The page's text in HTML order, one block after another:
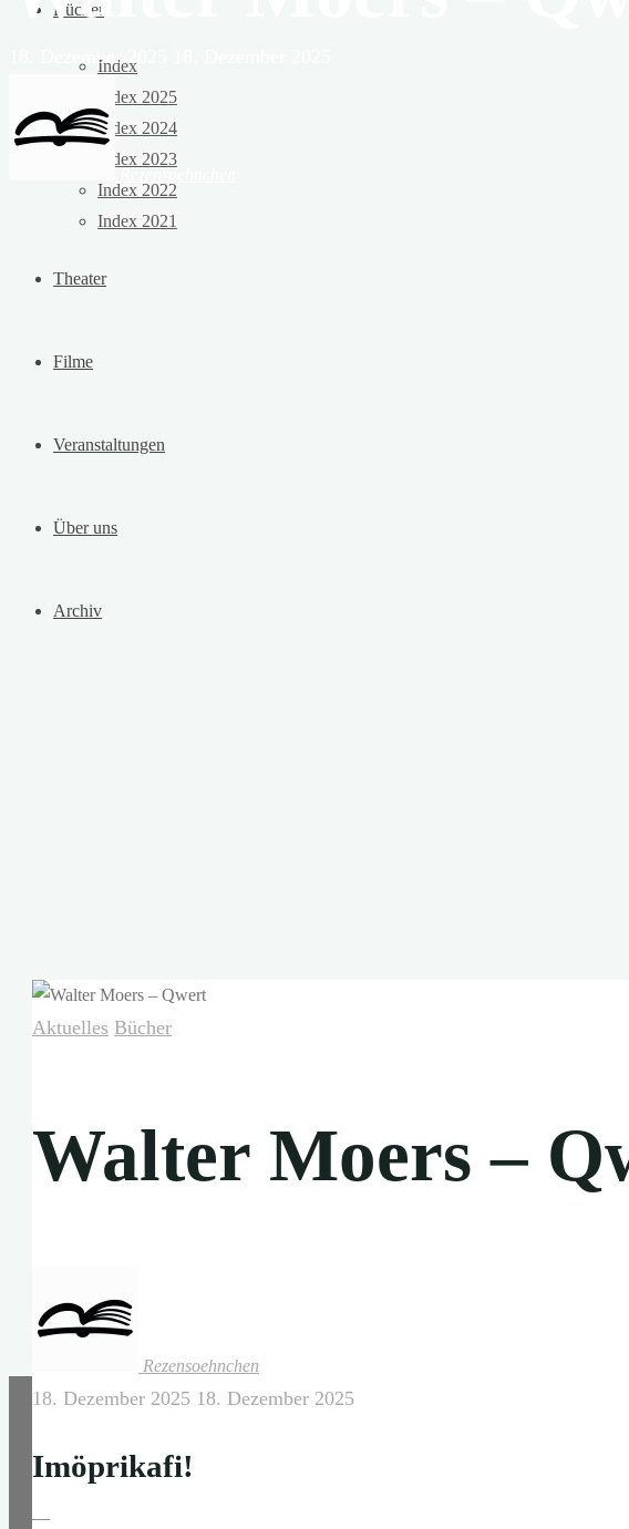
Bücher
Index
Index 2025
Index 2024
Index 2023
Index 2022
Index 2021
Theater
Filme
Veranstaltungen
Über uns
Archiv
18. Dezember 2025
Aktuelles Bücher
Walter Moers –
Rezensoehnchen
18. Dezember 2025 18. Dezember 2025
Imöprikafi!
—